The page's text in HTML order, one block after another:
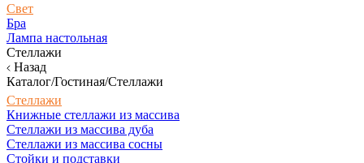
Свет
Бра
Лампа настольная
Стеллажи
Назад
Каталог/Гостиная/Стеллажи
Стеллажи
Книжные стеллажи из массива
Стеллажи из массива дуба
Стеллажи из массива сосны
Стойки и подставки